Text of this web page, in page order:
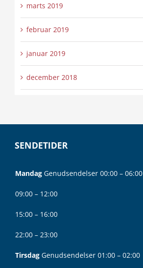
marts 2019
februar 2019
januar 2019
december 2018
SENDETIDER
Mandag Genudsendelser 00:00 – 06:00
09:00 – 12:00
15:00 – 16:00
22:00 – 23:00
Tirsdag Genudsendelser 01:00 – 02:00